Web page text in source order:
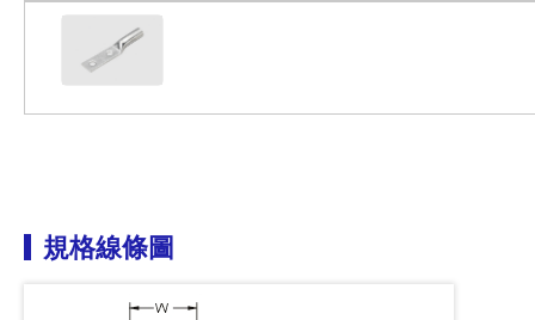
規格線條圖